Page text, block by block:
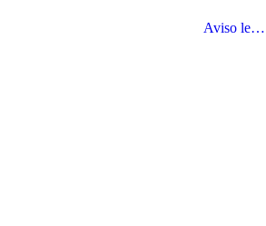
Aviso legal